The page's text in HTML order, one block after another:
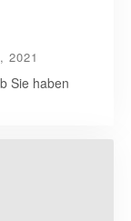
2021
Sie haben